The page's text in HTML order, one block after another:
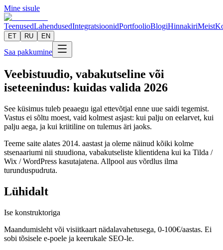
Mine sisule
TeenusedLahendusedIntegratsioonidPortfoolioBlogiHinnakiriMeist
ET RU EN
Saa pakkumine
Veebistuudio, vabakutseline või
iseteenindus: kuidas valida 2026
See küsimus tuleb peaaegu igal ettevõtjal enne uue saidi tegemist.
Vastus ei sõltu moest, vaid kolmest asjast: kui palju on eelarvet, kui
palju aega, ja kui kriitiline on tulemus äri jaoks.
Teeme saite alates 2014. aastast ja oleme näinud kõiki kolme
stsenaariumi nii stuudiona, vabakutseliste klientidena kui ka Tilda /
Wix / WordPress kasutajatena. Allpool aus võrdlus ilma
turunduspudruta.
Lühidalt
Ise konstruktoriga
Maandumisleht või visiitkaart nädalavahetusega, 0-100€/aastas. Ei
sobi tõsisele e-poele ja keerukale SEO-le.